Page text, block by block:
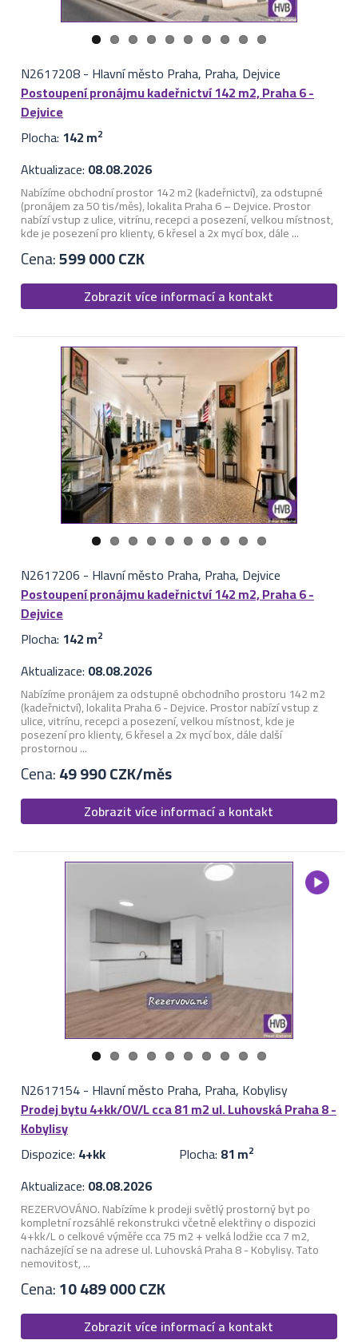
N2617208- Hlavní město Praha, Praha, Dejvice
Postoupení pronájmu kadeřnictví 142 m2, Praha 6 -
Dejvice
Plocha: 142 m2
Aktualizace: 08.08.2026
Nabízíme obchodní prostor 142 m2 (kadeřnictví), za odstupné
(pronájem za 50 tis/měs), lokalita Praha 6 – Dejvice. Prostor
nabízí vstup z ulice, vitrínu, recepci a posezení, velkou místnost,
kde je posezení pro klienty, 6 křesel a 2x mycí box, dále ...
Cena:599 000 CZK
Zobrazit více informací a kontakt
N2617206 - Hlavní město Praha, Praha, Dejvice
Postoupení pronájmu kadeřnictví 142 m2, Praha 6 -
Dejvice
Plocha: 142 m2
Aktualizace: 08.08.2026
Nabízíme pronájem za odstupné obchodního prostoru 142 m2
(kadeřnictví), lokalita Praha 6 - Dejvice. Prostor nabízí vstup z
ulice, vitrínu, recepci a posezení, velkou místnost, kde je
posezení pro klienty, 6 křesel a 2x mycí box, dále další
prostornou ...
Cena:49 990 CZK/měs
Zobrazit více informací a kontakt
N2617154- Hlavní město Praha, Praha, Kobylisy
Prodej bytu 4+kk/OV/L cca 81 m2 ul. Luhovská Praha 8 -
Kobylisy
Dispozice: 4+kk Plocha: 81 m2
Aktualizace: 08.08.2026
REZERVOVÁNO. Nabízíme k prodeji světlý prostorný byt po
kompletní rozsáhlé rekonstrukci včetně elektřiny o dispozici
4+kk/L o celkové výměře cca 75 m2 + velká lodžie cca 7 m2,
nacházející se na adrese ul. Luhovská Praha 8 - Kobylisy. Tato
nemovitost, ...
Cena:10 489 000 CZK
Zobrazit více informací a kontakt